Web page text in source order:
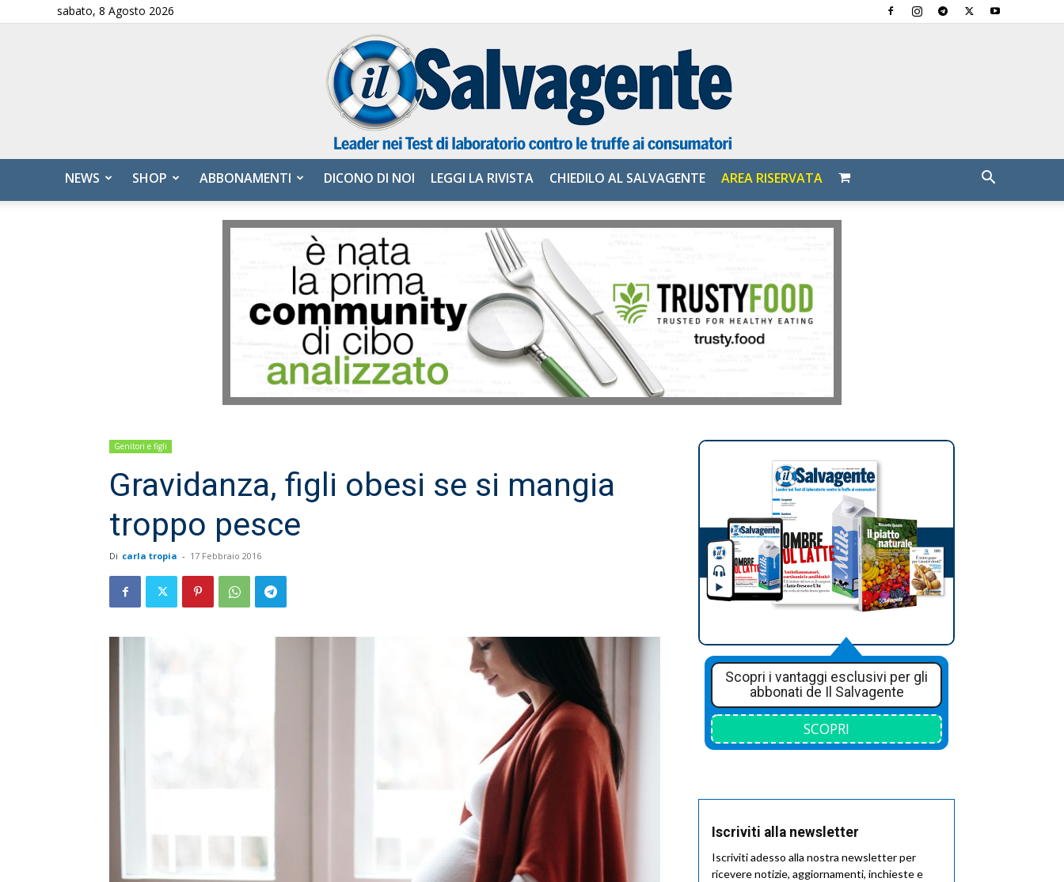
sabato, 8 Agosto 2026
Salvagente
NEWS SHOP ABBONAMENTI DICONO DI NOI LEGGI LA RIVISTA CHIEDILO AL SALVAGENTE AREA RISERVATA
Genitori e figli
Gravidanza, figli obesi se si mangia
troppo pesce
Di carla tropia - 17 Febbraio 2016
Scopri i vantaggi esclusivi per gli
abbonati de Il Salvagente
SCOPRI
Iscriviti alla newsletter
Iscriviti adesso alla nostra newsletter per
ricevere notizie, aggiornamenti, inchieste e